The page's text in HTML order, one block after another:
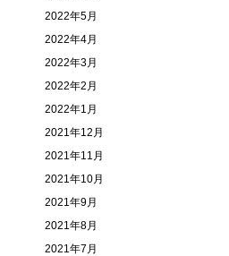
2022年5月
2022年4月
2022年3月
2022年2月
2022年1月
2021年12月
2021年11月
2021年10月
2021年9月
2021年8月
2021年7月